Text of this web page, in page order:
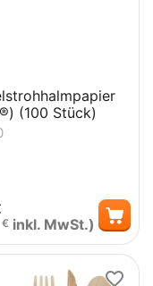
(100 Stück)
€ inkl. MwSt.)